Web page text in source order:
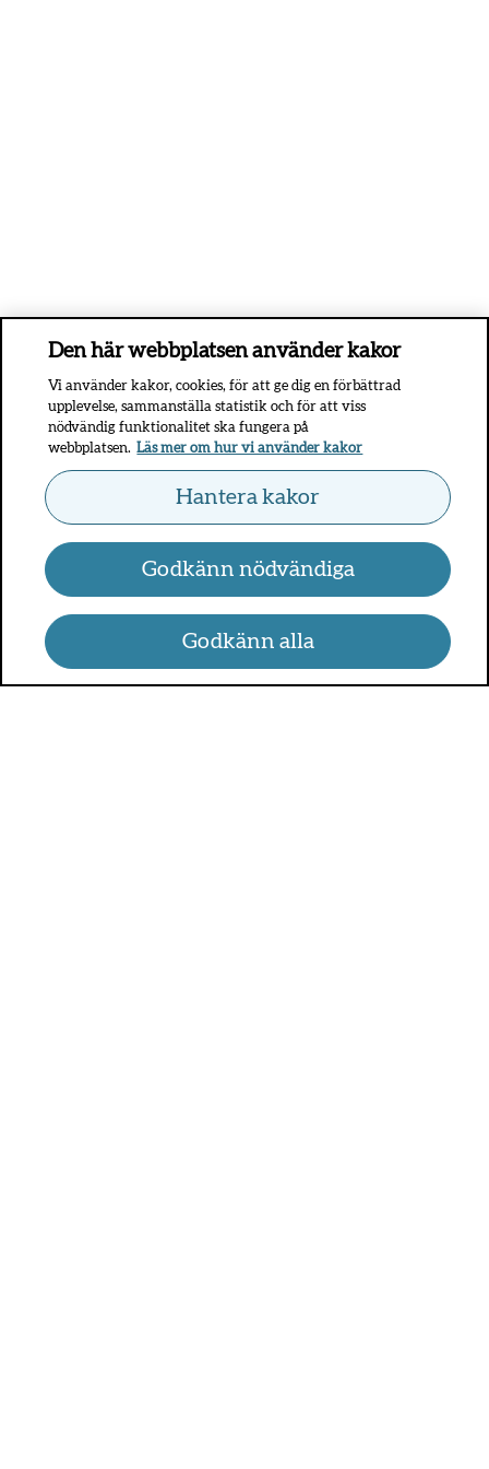
Den här webbplatsen använder kakor
Vi använder kakor, cookies, för att ge dig en förbättrad
upplevelse, sammanställa statistik och för att viss
nödvändig funktionalitet ska fungera på
webbplatsen. Läs mer om hur vi använder kakor
Hantera kakor
Godkänn nödvändiga
Godkänn alla